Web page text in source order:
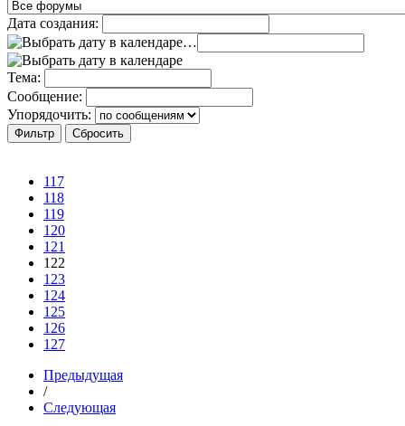
Дата создания:
…
Тема:
Сообщение:
Упорядочить:
117
118
119
120
121
122
123
124
125
126
127
Предыдущая
/
Следующая